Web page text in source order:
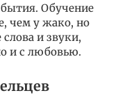
Обучение
чем у жако, но
и звуки,
и с любовью.